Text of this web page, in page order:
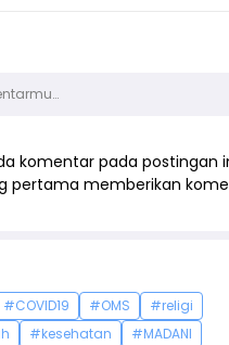
komentar pada postingan
pertama memberikan
#COVID19 #OMS
#religi
#kesehatan #MADANI